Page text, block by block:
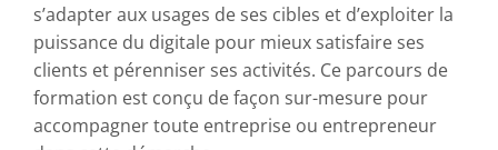
s’adapter aux usages de ses cibles et d’exploiter la
puissance du digitale pour mieux satisfaire ses
clients et pérenniser ses activités. Ce parcours de
formation est conçu de façon sur-mesure pour
accompagner toute entreprise ou entrepreneur